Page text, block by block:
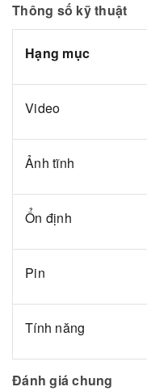
Thông số kỹ thuật
Hạng mục
Video
Ảnh tĩnh
Ổn định
Pin
Tính năng
Đánh giá chung